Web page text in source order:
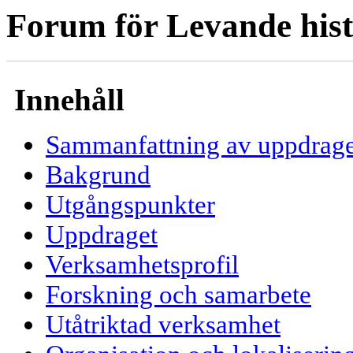
Forum för Levande
Innehåll
Sammanfattning av
Bakgrund
Utgångspunkter
Uppdraget
Verksamhetsprofil
Forskning och samarbete
Utåtriktad verksamhet